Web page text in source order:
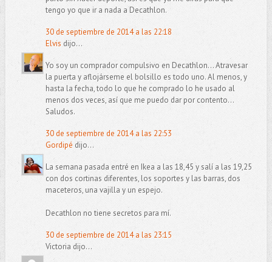
tengo yo que ir a nada a Decathlon.
30 de septiembre de 2014 a las 22:18
Elvis dijo...
Yo soy un comprador compulsivo en Decathlon... Atravesar
la puerta y aflojárseme el bolsillo es todo uno. Al menos, y
hasta la fecha, todo lo que he comprado lo he usado al
menos dos veces, así que me puedo dar por contento...
Saludos.
30 de septiembre de 2014 a las 22:53
Gordipé dijo...
La semana pasada entré en Ikea a las 18,45 y salí a las 19,25
con dos cortinas diferentes, los soportes y las barras, dos
maceteros, una vajilla y un espejo.
Decathlon no tiene secretos para mí.
30 de septiembre de 2014 a las 23:15
Victoria dijo...